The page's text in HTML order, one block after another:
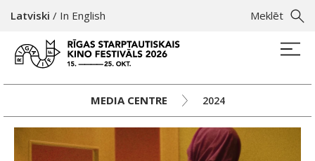
Meklēt
Latviski / In English
MEDIA CENTRE 2024